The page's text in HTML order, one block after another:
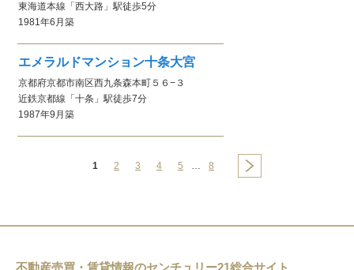
東海道本線 「西大路」駅徒歩5分
1981年6月 築
エメラルドマンション十条大宮
京都府京都市南区西九条森本町５６−３
近鉄京都線 「十条」駅徒歩7分
1987年9月 築
1 2 3 4 5 … 8
不動産売買・賃貸情報のセンチュリー21総合サイト